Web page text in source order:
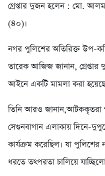
গ্রেপ্তার দুজন হলেন : মো.
(৪০)।
নগর পুলিশের অতিরিক্ত উপ-
তারেক আজিজ জানান, গ্রেপ্তার
আইনে একটি মামলা করা
তিনি আরও জানান,আটককৃতরা
সেগুনবাগান এলাকায় দিনে-দুপুরে
কার্যক্রম করেছিল। যা পুলিশের
ধরতে তৎপরতা চালিয়ে